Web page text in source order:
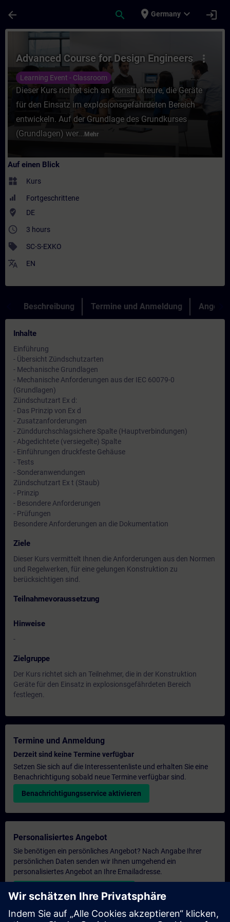
arrow_back search place Germany expand_more login
Kurs - Advanced Course for Design
more_vert
Advanced Course for Design Engineers
Learning Event - Classroom
Dieser Kurs richtet sich an Konstrukteure, die Geräte
für den Einsatz im explosionsgefährdeten Bereich
entwickeln. Auf der Grundlage des Grundkurses
(Grundlagen) wer... Mehr
Auf einen Blick
widgets Kurs
Fortgeschrittene
where_to_vote DE
access_time 3 hours
sell SC-S-EXKO
translate EN
Beschreibung Termine und Anmeldung Angebot
Inhalte
Einführung
- Übersicht Zündschutzarten
- Mechanische Grundlagen
- Mechanische Anforderungen aus der IEC 60079-0
(Grundlagen)
Zündschutzart Ex d:
- Das Prinzip von Ex d
- Zusatzanforderungen
- Zünddurchschlagsichere Spalte (Hauptverbindungen)
- Abgedichtete (versiegelte) Spalte
- Einführungen druckfeste Gehäuse
- Tests
- Sonderanwendungen
Zündschutzart Ex t (Staub)
- Prinzip
- Besondere Anforderungen
- Prüfungen
Besondere Anforderungen an die Dokumentation
Ziele
Dieser Kurs vermittelt Ihnen die Anforderungen aus den Normen
und Regelwerken, für eine gelungen Konstruktion zu
berücksichtigen sind.
Teilnahmevoraussetzung
Hinweise
-
Zielgruppe
Der Kurs richtet sich an Teilnehmer, die in der Konstruktion
Geräte für den Einsatz in explosionsgefährdeten Bereich
festlegen.
Termine und Anmeldung
Derzeit sind keine Termine verfügbar
Setzen Sie sich auf die Interessentenliste und erhalten Sie eine
Benachrichtigung sobald neue Termine verfügbar sind.
Benachrichtigungsservice aktivieren
Personalisiertes Angebot
Sie benötigen ein persönliches Angebot? Nach Angabe Ihrer
persönlichen Daten senden wir Ihnen umgehend ein
personalisiertes Angebot an Ihre Emailadresse.
Persönliches Angebot zusenden